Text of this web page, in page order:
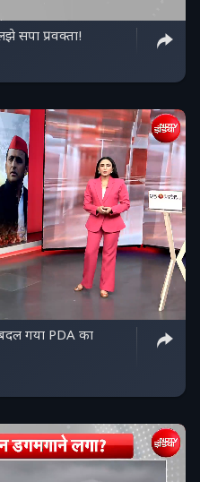
सपा प्रवक्ता!
गया PDA का